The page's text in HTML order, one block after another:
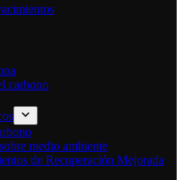
carbono
medio ambiente
de Recuperación Mejorada